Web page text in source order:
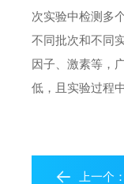
次实验中检测多
不同批次和不同
因子、激素等，
低，且实验过程
上一个：